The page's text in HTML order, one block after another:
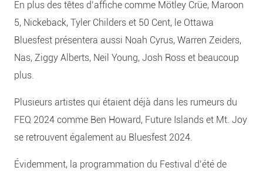
En plus des têtes d’affiche comme Mötley Crüe, Maroon
5, Nickeback, Tyler Childers et 50 Cent, le Ottawa
Bluesfest présentera aussi Noah Cyrus, Warren Zeiders,
Nas, Ziggy Alberts, Neil Young, Josh Ross et beaucoup
plus.
Plusieurs artistes qui étaient déjà dans les rumeurs du
FEQ 2024 comme Ben Howard, Future Islands et Mt. Joy
se retrouvent également au Bluesfest 2024.
Évidemment, la programmation du Festival d’été de